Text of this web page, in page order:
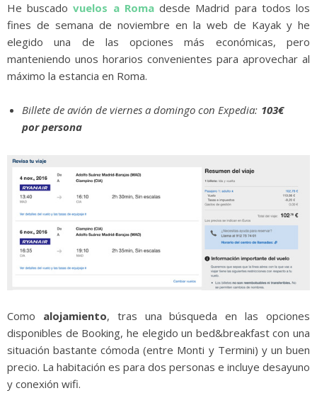
He buscadovuelos a Romadesde Madrid para todos los
fines de semana de noviembre en la web de Kayak y he
elegido una de las opciones más económicas, pero
manteniendo unos horarios convenientes para aprovechar al
máximo la estancia en Roma.
Billete de avión de viernes a domingo con Expedia: 103€
por persona
Como alojamiento, tras una búsqueda en las opciones
disponibles de Booking, he elegido un bed&breakfast con una
situación bastante cómoda (entre Monti y Termini) y un buen
precio. La habitación es para dos personas e incluye desayuno
y conexión wifi.